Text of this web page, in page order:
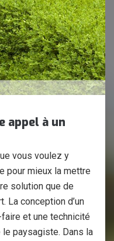
appel à un
vous voulez y
pour mieux la mettre
solution que de
La conception d’un
et une technicité
paysagiste. Dans la